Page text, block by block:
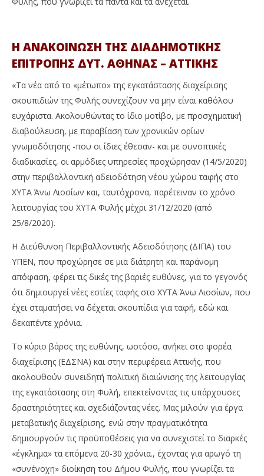
Η ΑΝΑΚΟΙΝΩΣΗ ΤΗΣ ΔΙΑΔΗΜΟΤΙΚΗΣ
ΕΠΙΤΡΟΠΗΣ ΔΥΤ. ΑΘΗΝΑΣ – ΑΤΤΙΚΗΣ
«Τα νέα από το «μέτωπο» της εγκατάστασης διαχείρισης
σκουπιδιών της Φυλής συνεχίζουν να μην είναι καθόλου
ευχάριστα. Ακολουθώντας το ίδιο μοτίβο, με προσχηματική
διαβούλευση, με παραβίαση των χρονικών ορίων
γνωμοδότησης -που οι ίδιες έθεσαν- και με συνοπτικές
διαδικασίες, οι αρμόδιες υπηρεσίες προχώρησαν (14/5/2020)
στην περιβαλλοντική αδειοδότηση νέου χώρου ταφής στο
ΧΥΤΑ Άνω Λιοσίων και, ταυτόχρονα, παρέτειναν το χρόνο
λειτουργίας του ΧΥΤΑ Φυλής μέχρι 31/12/2020 (από
25/8/2020).
Η Διεύθυνση Περιβαλλοντικής Αδειοδότησης (ΔΙΠΑ) του
ΥΠΕΝ, που προχώρησε σε μια διάτρητη και παράνομη
απόφαση, φέρει τις δικές της βαριές ευθύνες, για το γεγονός
ότι δημιουργεί νέες εστίες ταφής στο ΧΥΤΑ Άνω Λιοσίων, που
έχει σταματήσει να δέχεται σκουπίδια για ταφή, εδώ και
δεκαπέντε χρόνια.
Το κύριο βάρος της ευθύνης, ωστόσο, ανήκει στο φορέα
διαχείρισης (ΕΔΣΝΑ) και στην περιφέρεια Αττικής, που
ακολουθούν συνειδητή πολιτική διαιώνισης της λειτουργίας
της εγκατάστασης στη Φυλή, επεκτείνοντας τις υπάρχουσες
δραστηριότητες και σχεδιάζοντας νέες. Μας μιλούν για έργα
μεταβατικής διαχείρισης, ενώ στην πραγματικότητα
δημιουργούν τις προϋποθέσεις για να συνεχιστεί το διαρκές
«έγκλημα» τα επόμενα 20-30 χρόνια., έχοντας για αρωγό τη
«συνένοχη» διοίκηση του Δήμου Φυλής, που γνωρίζει τα